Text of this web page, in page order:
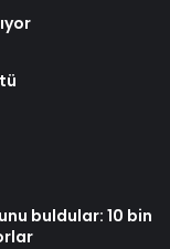
buldular: 10 bin